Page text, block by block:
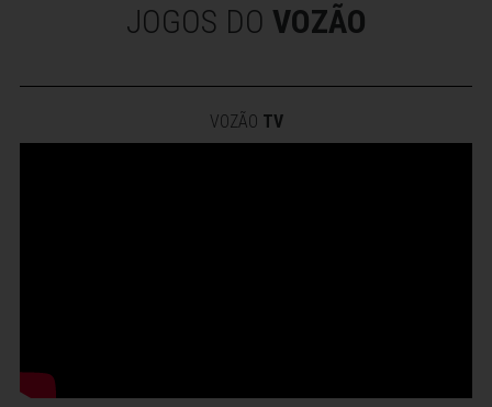
JOGOS DO VOZÃO
VOZÃO TV